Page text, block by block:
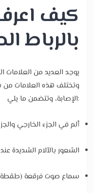
كيف
بالرباط
يوجد العديد من العلامات
وتختلف هذه العلامات
الإصابة، وتتضمن ما يلي:
ألم في الجزء الخارجي
الشعور بالآلام الشديدة
سماع صوت فرقعة